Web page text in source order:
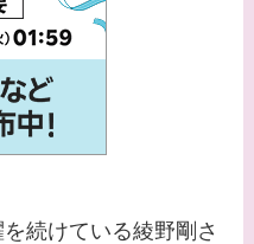
や現在の活動は？
【画像】平子理沙と似
てる有名人３選！ヒア
ルロン酸で顔が変わっ
続けている綾野剛さ